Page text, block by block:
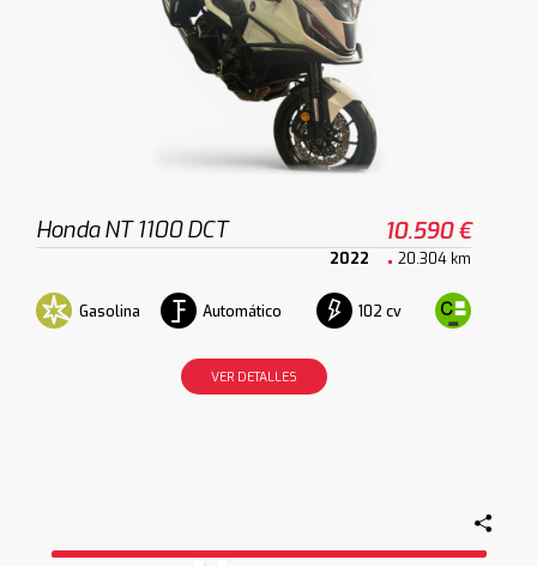
Honda NT 1100 DCT 10.590 €
2022 20.304 km
Gasolina Automático 102 cv
VER DETALLES